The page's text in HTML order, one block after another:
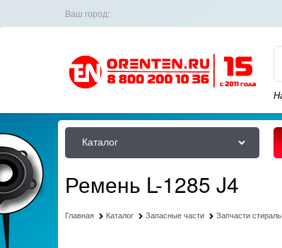
Ваш город:
Каталог
Ремень L-1285 J4
Главная Каталог Запасные части Запчасти